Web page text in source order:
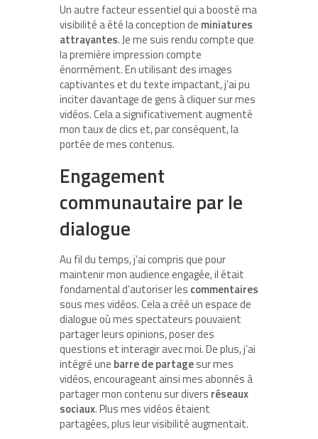
Un autre facteur essentiel qui a boosté ma
visibilité a été la conception de miniatures
attrayantes. Je me suis rendu compte que
la première impression compte
énormément. En utilisant des images
captivantes et du texte impactant, j’ai pu
inciter davantage de gens à cliquer sur mes
vidéos. Cela a significativement augmenté
mon taux de clics et, par conséquent, la
portée de mes contenus.
Engagement
communautaire par le
dialogue
Au fil du temps, j’ai compris que pour
maintenir mon audience engagée, il était
fondamental d’autoriser les commentaires
sous mes vidéos. Cela a créé un espace de
dialogue où mes spectateurs pouvaient
partager leurs opinions, poser des
questions et interagir avec moi. De plus, j’ai
intégré une barre de partagesur mes
vidéos, encourageant ainsi mes abonnés à
partager mon contenu sur divers réseaux
sociaux. Plus mes vidéos étaient
partagées, plus leur visibilité augmentait.